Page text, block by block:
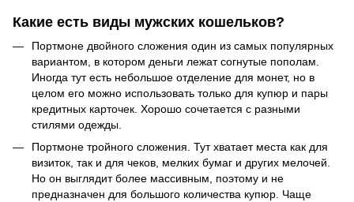
Какие есть виды мужских кошельков?
Портмоне двойного сложения один из самых популярных
вариантом, в котором деньги лежат согнутые пополам.
Иногда тут есть небольшое отделение для монет, но в
целом его можно использовать только для купюр и пары
кредитных карточек. Хорошо сочетается с разными
стилями одежды.
Портмоне тройного сложения. Тут хватает места как для
визиток, так и для чеков, мелких бумаг и других мелочей.
Но он выглядит более массивным, поэтому и не
предназначен для большого количества купюр. Чаще